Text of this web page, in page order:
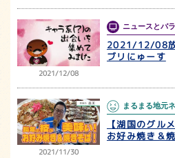
2021/12/08
ニュースとバ
2021/12/08放
ブリにゅーす
2021/11/30
まるまる地元
【湖国のグル
お好み焼き＆